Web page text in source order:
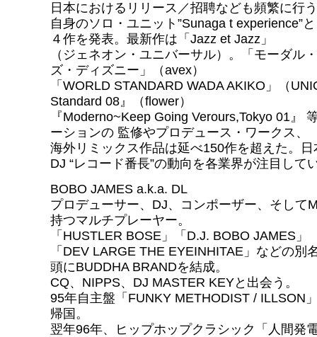
日本におけるリリース／招聘なども頻繁に行
自身のソロ・ユニット”Sunaga t experience”
４作を発表。最新作は「Jazz et Jazz」
（ジェネオン・ユニバーサル）。「モーダル
ズ・ディズニー」（avex）
「WORLD STANDARD WADA AKIKO」（
Standard 08』（flower）
『Moderno~Keep Going Verours,Tokyo 01』
ーションの 監修やプロデュース・ワークス、
海外リミックス作品は延べ150作を超えた。
DJ “レコード番長”の動向を各業界が注目して
BOBO JAMES a.k.a. DL
プロデューサー、DJ、コンポーザー、そして
持つマルチプレーヤー。
「HUSTLER BOSE」「D.J. BOBO JAMES」
「DEV LARGE THE EYEINHITAE」などの別
頭にBUDDHA BRANDを結成。
CQ、NIPPS、DJ MASTER KEYと出会う。
95年自主盤「FUNKY METHODIST / ILLSON
帰国。
翌年96年、ヒップホップクラシック「人間発